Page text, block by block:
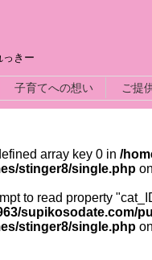
っきー
子育てへの想い ご提
array key 0 in /
stinger8/single.php
to read property
supikosodate.com/
stinger8/single.php